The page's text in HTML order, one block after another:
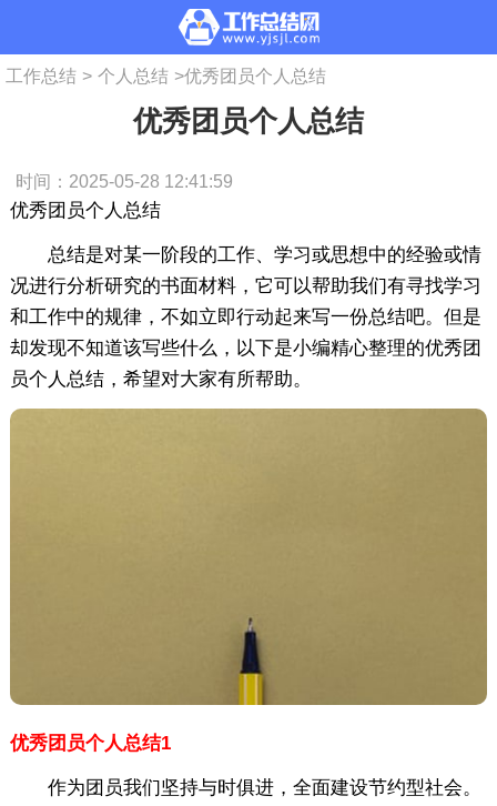
工作总结 > 个人总结 >优秀团员个人总结
优秀团员个人总结
时间：2025-05-28 12:41:59
优秀团员个人总结
总结是对某一阶段的工作、学习或思想中的经验或情
况进行分析研究的书面材料，它可以帮助我们有寻找学习
和工作中的规律，不如立即行动起来写一份总结吧。但是
却发现不知道该写些什么，以下是小编精心整理的优秀团
员个人总结，希望对大家有所帮助。
优秀团员个人总结1
作为团员我们坚持与时俱进，全面建设节约型社会。